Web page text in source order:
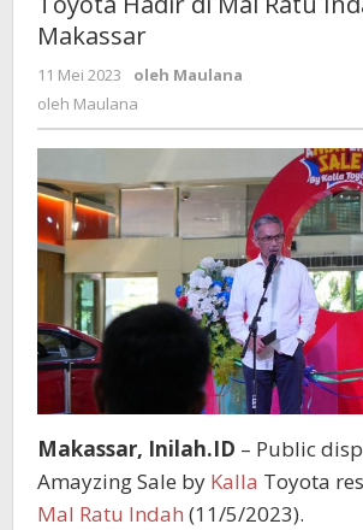
Makassar
11 Mei 2023 oleh Maulana
oleh Maulana
Makassar, Inilah.ID – Public
Amayzing Sale by Kalla Toyota
Mal Ratu Indah (11/5/2023).